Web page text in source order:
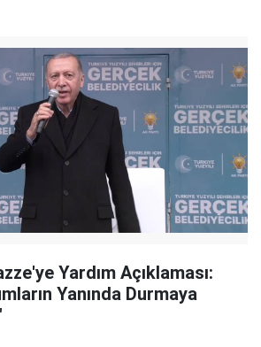
Yardım Açıklaması:
Yanında Durmaya